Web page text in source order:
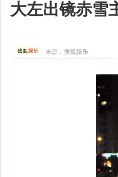
大左出镜赤雪
来源：搜狐娱乐